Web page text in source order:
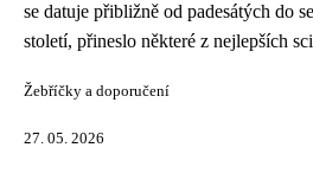
se datuje přibližně od padesátých do
století, přineslo některé z nejlepších
Žebříčky a doporučení
27. 05. 2026